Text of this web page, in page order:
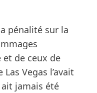
pénalité sur la
de ceux de
Vegas l’avait
ait jamais été